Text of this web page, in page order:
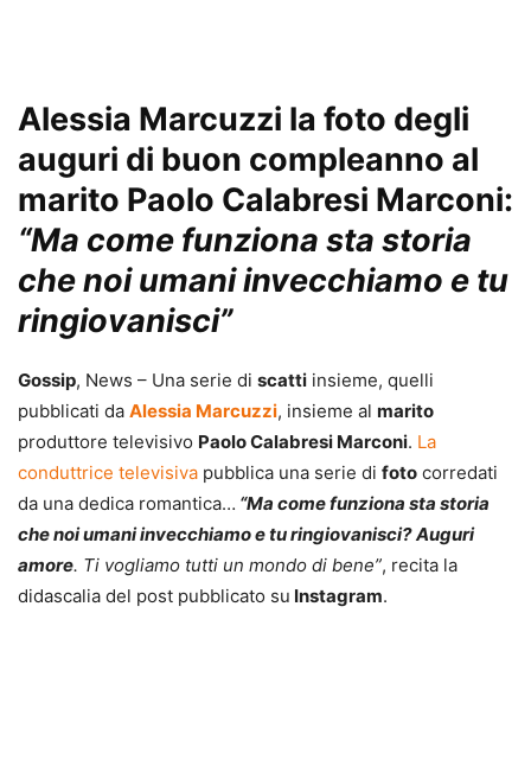
Alessia Marcuzzi la foto degli
auguri di buon compleanno al
marito Paolo Calabresi Marconi:
“Ma come funziona sta storia
che noi umani invecchiamo e tu
ringiovanisci”
Gossip, News – Una serie di scatti insieme, quelli
pubblicati da Alessia Marcuzzi, insieme al marito
produttore televisivo Paolo Calabresi Marconi. La
conduttrice televisiva pubblica una serie di foto corredati
da una dedica romantica… “Ma come funziona sta storia
che noi umani invecchiamo e tu ringiovanisci? Auguri
amore. Ti vogliamo tutti un mondo di bene”, recita la
didascalia del post pubblicato su Instagram.